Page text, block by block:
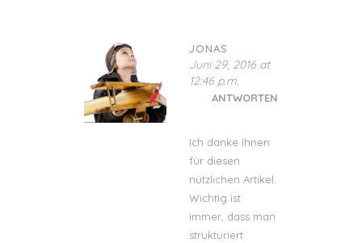
JONAS
Juni 29, 2016 at
12:46 p.m.
ANTWORTEN
Ich danke Ihnen
für diesen
nützlichen Artikel.
Wichtig ist
immer, dass man
strukturiert